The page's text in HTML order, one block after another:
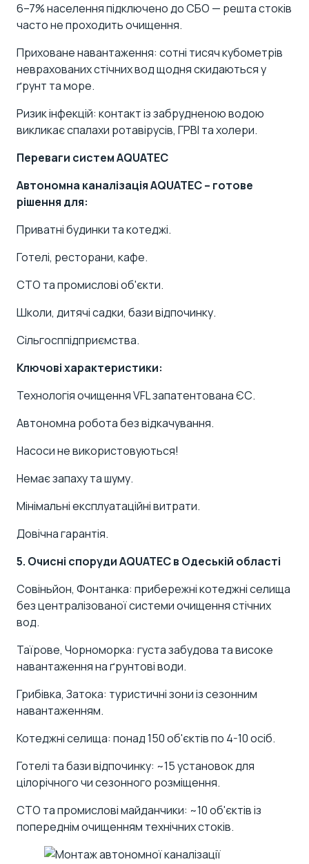
6–7% населення підключено до СБО — решта стоків
часто не проходить очищення.
Приховане навантаження: сотні тисяч кубометрів
неврахованих стічних вод щодня скидаються у
ґрунт та море.
Ризик інфекцій: контакт із забрудненою водою
викликає спалахи ротавірусів, ГРВІ та холери.
Переваги систем AQUATEC
Автономна каналізація AQUATEC – готове
рішення для:
Приватні будинки та котеджі.
Готелі, ресторани, кафе.
СТО та промислові об'єкти.
Школи, дитячі садки, бази відпочинку.
Сільгосппідприємства.
Ключові характеристики:
Технологія очищення VFL запатентована ЄС.
Автономна робота без відкачування.
Насоси не використовуються!
Немає запаху та шуму.
Мінімальні експлуатаційні витрати.
Довічна гарантія.
5. Очисні споруди AQUATEC в Одеській області
Совіньйон, Фонтанка: прибережні котеджні селища
без централізованої системи очищення стічних
вод.
Таїрове, Чорноморка: густа забудова та високе
навантаження на ґрунтові води.
Грибівка, Затока: туристичні зони із сезонним
навантаженням.
Котеджні селища: понад 150 об'єктів по 4-10 осіб.
Готелі та бази відпочинку: ~15 установок для
цілорічного чи сезонного розміщення.
СТО та промислові майданчики: ~10 об'єктів із
попереднім очищенням технічних стоків.